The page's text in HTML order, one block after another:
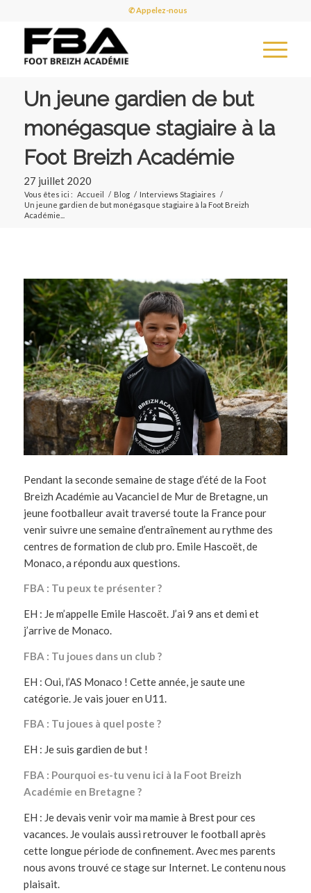
✆ Appelez-nous
Un jeune gardien de but
monégasque stagiaire à la
Foot Breizh Académie
27 juillet 2020
Vous êtes ici : Accueil / Blog / Interviews Stagiaires /
Un jeune gardien de but monégasque stagiaire à la Foot Breizh
Académie...
Pendant la seconde semaine de stage d’été de la Foot
Breizh Académie au Vacanciel de Mur de Bretagne, un
jeune footballeur avait traversé toute la France pour
venir suivre une semaine d’entraînement au rythme des
centres de formation de club pro. Emile Hascoët, de
Monaco, a répondu aux questions.
FBA : Tu peux te présenter ?
EH : Je m’appelle Emile Hascoët. J’ai 9 ans et demi et
j’arrive de Monaco.
FBA : Tu joues dans un club ?
EH : Oui, l’AS Monaco ! Cette année, je saute une
catégorie. Je vais jouer en U11.
FBA : Tu joues à quel poste ?
EH : Je suis gardien de but !
FBA : Pourquoi es-tu venu ici à la Foot Breizh
Académie en Bretagne ?
EH : Je devais venir voir ma mamie à Brest pour ces
vacances. Je voulais aussi retrouver le football après
cette longue période de confinement. Avec mes parents
nous avons trouvé ce stage sur Internet. Le contenu nous
plaisait.